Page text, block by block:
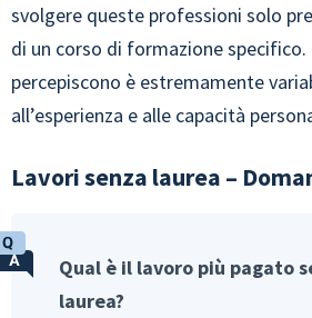
svolgere queste professioni solo
di un corso di formazione
percepiscono è estremamente
all’esperienza e alle capacità
Lavori senza laurea –
Qual è il lavoro più pagato
laurea?